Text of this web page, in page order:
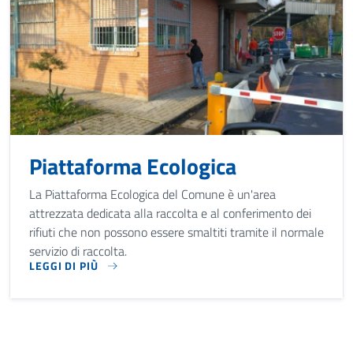
Piattaforma Ecologica
La Piattaforma Ecologica del Comune è un'area
attrezzata dedicata alla raccolta e al conferimento dei
rifiuti che non possono essere smaltiti tramite il normale
servizio di raccolta.
LEGGI DI PIÙ
LA PIATTAFORMA ECOLOGICA DEL COMUNE È UN'AREA